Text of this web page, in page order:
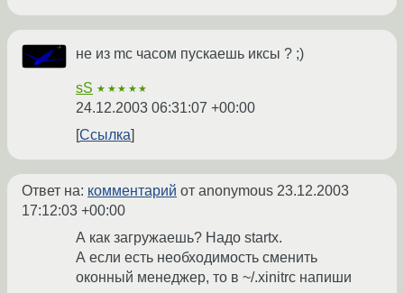
не из mc часом пускаешь иксы ? ;)
sS ★★★★★
24.12.2003 06:31:07 +00:00
Ссылка
Ответ на: комментарий от anonymous 23.12.2003
17:12:03 +00:00
А как загружаешь? Надо startx.
А если есть необходимость сменить
оконный менеджер, то в ~/.xinitrc напиши